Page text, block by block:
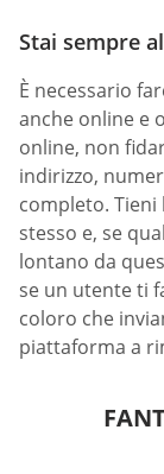
Stai sempre
È necessario
anche online e
online, non
indirizzo,
completo.
stesso e, se
lontano da
se un utente ti
coloro che
piattaforma a